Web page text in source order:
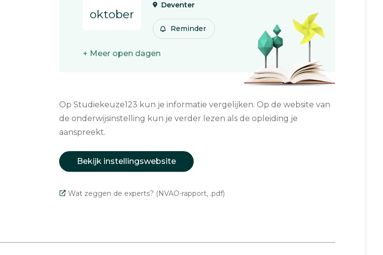
oktober
Deventer
Reminder
+ Meer open dagen
Op Studiekeuze123 kun je informatie vergelijken. Op de website van
de onderwijsinstelling kun je verder lezen als de opleiding je
aanspreekt.
Bekijk instellingswebsite
Wat zeggen de experts? (NVAO-rapport, .pdf)